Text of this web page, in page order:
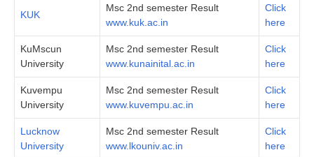
KUK
Msc 2nd semester Result
www.kuk.ac.in
Click
here
KuMscun
University
Msc 2nd semester Result
www.kunainital.ac.in
Click
here
Kuvempu
University
Msc 2nd semester Result
www.kuvempu.ac.in
Click
here
Lucknow
University
Msc 2nd semester Result
www.lkouniv.ac.in
Click
here